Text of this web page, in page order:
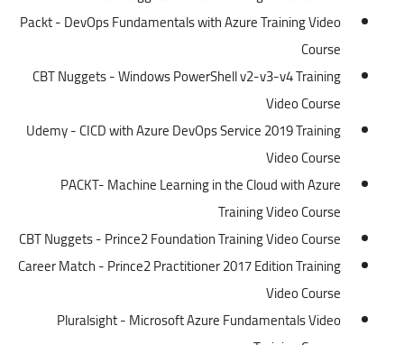
Packt - DevOps Fundamentals with Azure Training Video
Course
CBT Nuggets - Windows PowerShell v2-v3-v4 Training
Video Course
Udemy - CICD with Azure DevOps Service 2019 Training
Video Course
PACKT- Machine Learning in the Cloud with Azure
Training Video Course
CBT Nuggets - Prince2 Foundation Training Video Course
Career Match - Prince2 Practitioner 2017 Edition Training
Video Course
Pluralsight - Microsoft Azure Fundamentals Video